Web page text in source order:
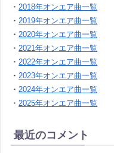
・ 2018年オンエア曲一覧
・ 2019年オンエア曲一覧
・ 2020年オンエア曲一覧
・ 2021年オンエア曲一覧
・ 2022年オンエア曲一覧
・ 2023年オンエア曲一覧
・ 2024年オンエア曲一覧
・ 2025年オンエア曲一覧
最近のコメント